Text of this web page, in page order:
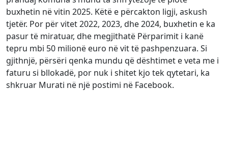
buxhetin në vitin 2025. Këtë e përcakton ligji, askush
tjetër. Por për vitet 2022, 2023, dhe 2024, buxhetin e ka
pasur të miratuar, dhe megjithatë Përparimit i kanë
tepru mbi 50 milionë euro në vit të pashpenzuara. Si
gjithnjë, përsëri qenka mundu që dështimet e veta me i
faturu si bllokadë, por nuk i shitet kjo tek qytetari, ka
shkruar Murati në një postimi në Facebook.